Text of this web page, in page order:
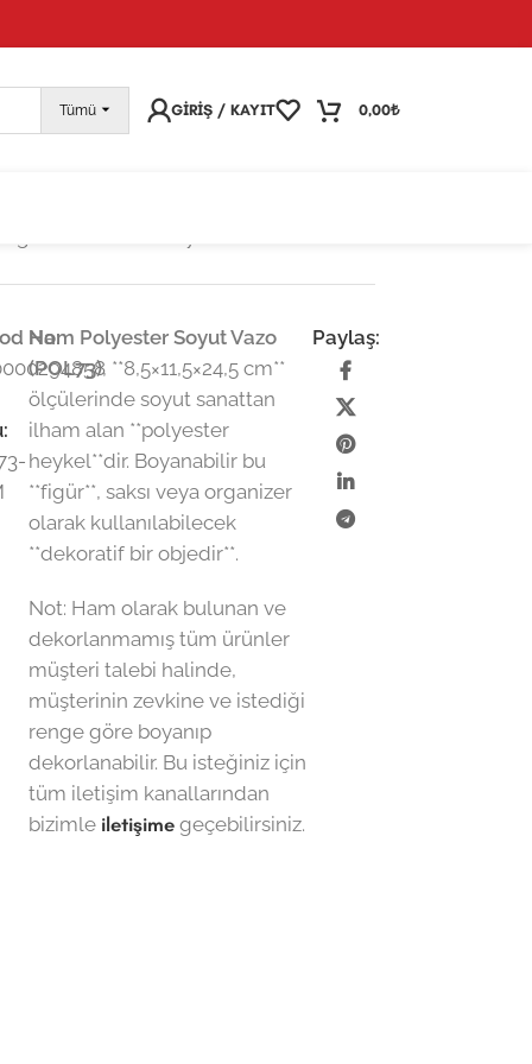
vermeye devam edebilirsiniz; tüm kargolarınız
Tümü GIRIŞ / KAYIT 0,00₺
No:
Ham Polyester Soyut Vazo
(POL73), **8,5×11,5×24,5 cm**
ölçülerinde soyut sanattan
ilham alan **polyester
heykel**dir. Boyanabilir bu
**figür**, saksı veya organizer
olarak kullanılabilecek
**dekoratif bir objedir**.
Not: Ham olarak bulunan ve
dekorlanmamış tüm ürünler
müşteri talebi halinde,
müşterinin zevkine ve istediği
renge göre boyanıp
dekorlanabilir. Bu isteğiniz için
tüm iletişim kanallarından
bizimle iletişimegeçebilirsiniz.
Paylaş: